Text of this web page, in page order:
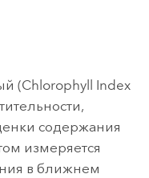
(Chlorophyll Index
содержания
измеряется
в ближнем